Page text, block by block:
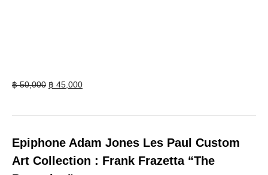
฿50,000 Original
฿ 45,000Current
Epiphone Adam Jones Les Paul Custom
Art Collection : Frank Frazetta “The